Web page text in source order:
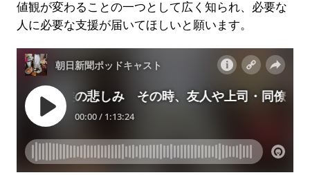
値観が変わることの一つとして広く知られ、必要な
人に必要な支援が届いてほしいと願います。